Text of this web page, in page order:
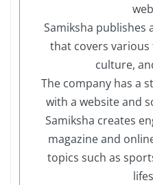
Samiksha publishes
that covers
culture,
The company has a
with a website and
Samiksha creates
magazine and
topics such as